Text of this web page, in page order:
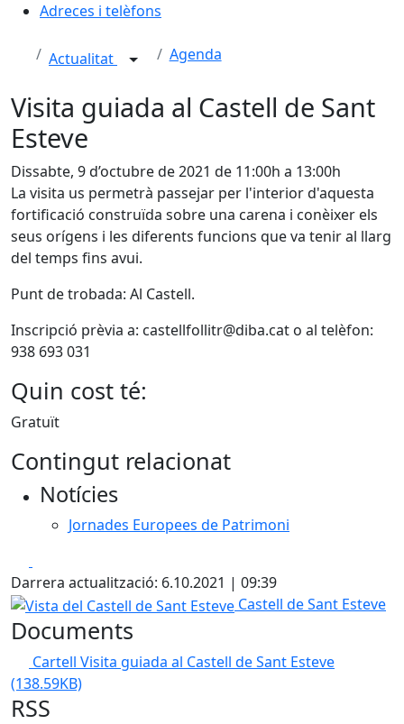
Adreces i telèfons
Actualitat Agenda
Visita guiada al Castell de Sant
Esteve
Dissabte, 9 d’octubre de 2021 de 11:00h a 13:00h
La visita us permetrà passejar per l'interior d'aquesta
fortificació construïda sobre una carena i conèixer els
seus orígens i les diferents funcions que va tenir al llarg
del temps fins avui.
Punt de trobada: Al Castell.
Inscripció prèvia a: castellfollitr@diba.cat o al telèfon:
938 693 031
Quin cost té:
Gratuït
Contingut relacionat
Notícies
Jornades Europees de Patrimoni
Darrera actualització: 6.10.2021 | 09:39
Vista del Castell de Sant Esteve
Castell de Sant Esteve
Documents
Cartell Visita guiada al Castell de Sant Esteve
(138.59KB)
RSS